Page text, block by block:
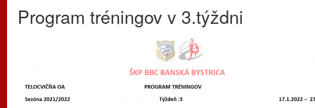
Program tréningov v 3.týždni